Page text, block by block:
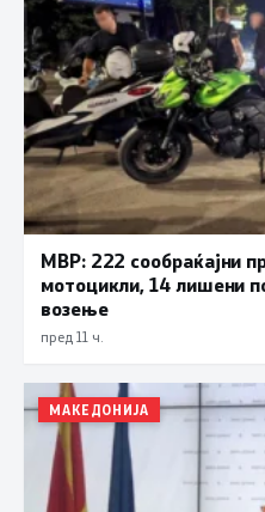
МВР: 222 сообраќајни
мотоцикли, 14 лишени
возење
пред 11 ч.
МАКЕДОНИЈА